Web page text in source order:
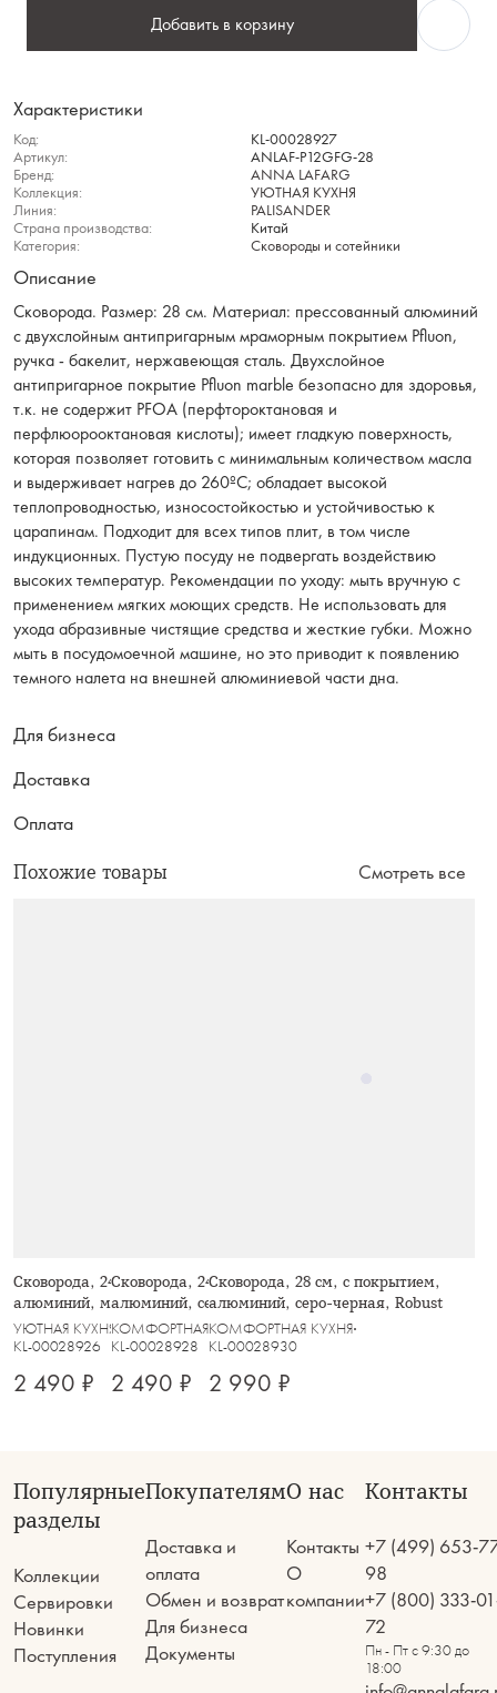
Добавить в корзину
Характеристики
Код:
KL-00028927
Артикул:
ANLAF-P12GFG-28
Бренд:
ANNA LAFARG
Коллекция:
УЮТНАЯ КУХНЯ
Линия:
PALISANDER
Страна производства:
Китай
Категория:
Сковороды и сотейники
Описание
Сковорода. Размер: 28 см. Материал: прессованный алюминий
с двухслойным антипригарным мраморным покрытием Pfluon,
ручка - бакелит, нержавеющая сталь. Двухслойное
антипригарное покрытие Pfluon marble безопасно для здоровья,
т.к. не содержит PFOA (перфтороктановая и
перфлюорооктановая кислоты); имеет гладкую поверхность,
которая позволяет готовить с минимальным количеством масла
и выдерживает нагрев до 260ºС; обладает высокой
теплопроводностью, износостойкостью и устойчивостью к
царапинам. Подходит для всех типов плит, в том числе
индукционных. Пустую посуду не подвергать воздействию
высоких температур. Рекомендации по уходу: мыть вручную с
применением мягких моющих средств. Не использовать для
ухода абразивные чистящие средства и жесткие губки. Можно
мыть в посудомоечной машине, но это приводит к появлению
темного налета на внешней алюминиевой части дна.
Для бизнеса
Доставка
Оплата
Похожие товары Смотреть все
Сковорода, 24 см, с покрытием,
алюминий, молочная, Palisander
УЮТНАЯ КУХНЯ
KL-00028926
2 490 ₽
Сковорода, 24 см, с покрытием,
алюминий, серо-черная, Robust
КОМФОРТНАЯ КУХНЯ
KL-00028928
2 490 ₽
Сковорода, 28 см, с покрытием,
алюминий, серо-черная, Robust
КОМФОРТНАЯ КУХНЯ
KL-00028930
2 990 ₽
Популярные
разделы
Коллекции
Сервировки
Новинки
Поступления
Покупателям
Доставка и
оплата
Обмен и возврат
Для бизнеса
Документы
О нас
Контакты
О
компании
Контакты
+7 (499) 653-
98
+7 (800) 333-
72
Пн - Пт с 9:30 до
18:00